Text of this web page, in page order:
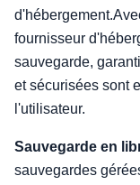
fournisseur
sauvegarde,
et sécurisées sont
l'utilisateur.
Sauvegarde en
sauvegardes